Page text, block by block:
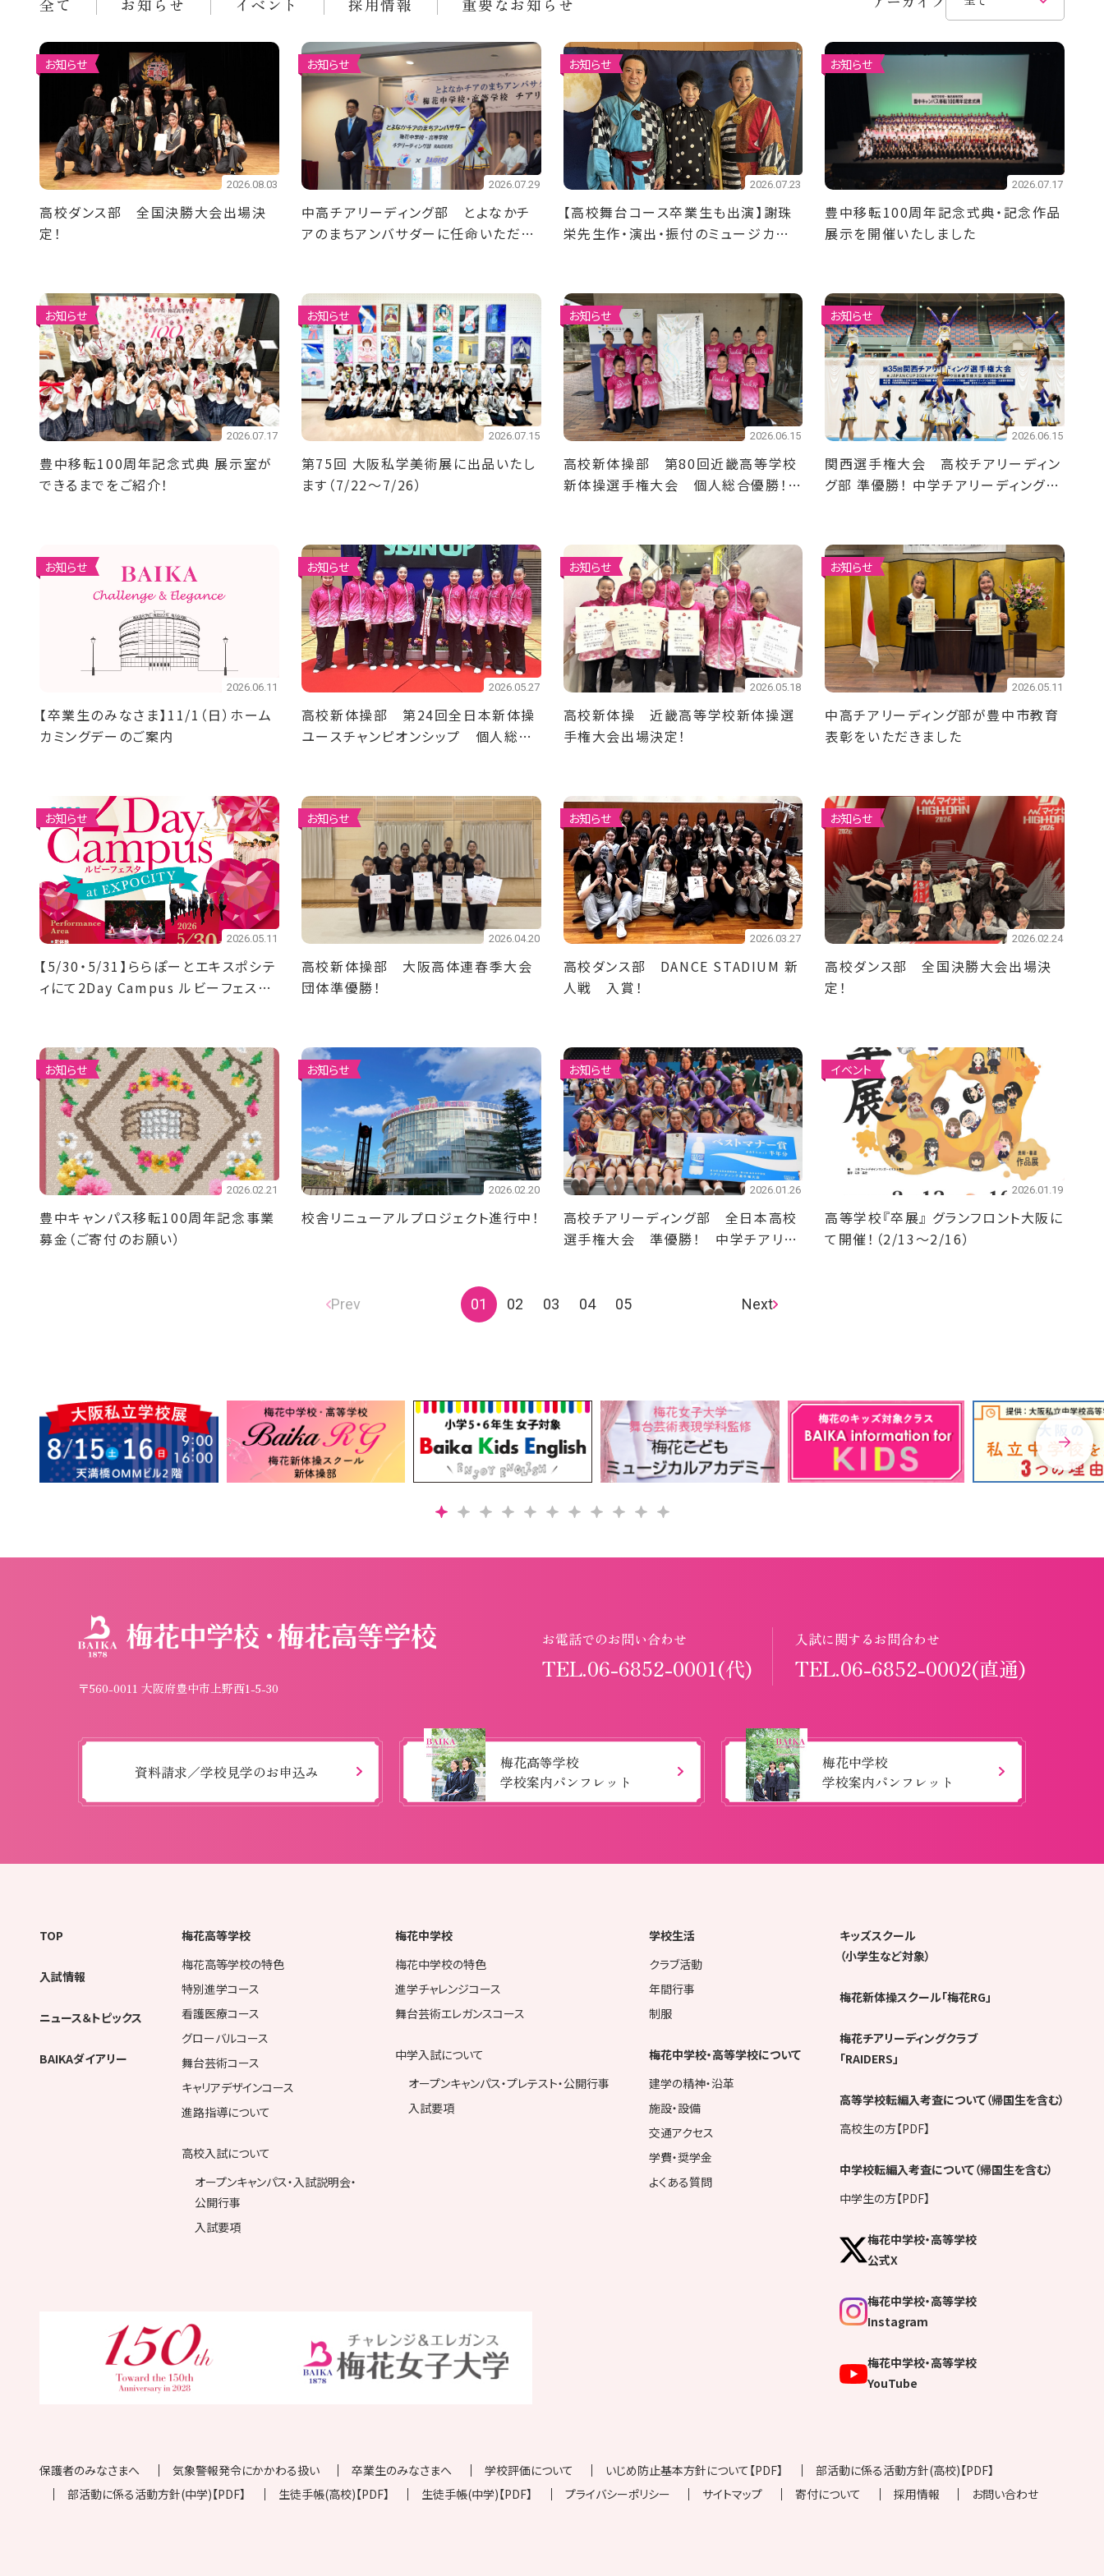
お知らせ
2026.08.03
高校ダンス部 全国決勝大会出場決
定！
お知らせ
2026.07.29
中高チアリーディング部 ​とよなかチ
アのまちアンバサダーに任命いただき
お知らせ
2026.07.23
【高校舞台コース卒業生も出演】謝珠
栄先生作・演出・振付のミュージカル
お知らせ
2026.07.17
豊中移転100周年記念式典・記念作品
展示を開催いたしました
お知らせ
2026.07.17
豊中移転100周年記念式典 展示室が
できるまでをご紹介！
お知らせ
2026.07.15
第75回 大阪私学美術展に出品いたし
ます（7/22～7/26）
お知らせ
2026.06.15
高校新体操部 第80回近畿高等学校
新体操選手権大会 個人総合優勝！
お知らせ
2026.06.15
関西選手権大会 高校チアリーディン
グ部 準優勝！ 中学チアリーディング部
お知らせ
2026.06.11
【卒業生のみなさま】11/1（日）ホーム
カミングデーのご案内
お知らせ
2026.05.27
高校新体操部 第24回全日本新体操
ユースチャンピオンシップ 個人総合
お知らせ
2026.05.18
高校新体操 近畿高等学校新体操選
手権大会出場決定！
お知らせ
2026.05.11
中高チアリーディング部が豊中市教育
表彰をいただきました
お知らせ
2026.05.11
【5/30・5/31】ららぽーとエキスポシテ
ィにて2Day Campus ルビーフェスタ
お知らせ
2026.04.20
高校新体操部 大阪高体連春季大会
団体準優勝！
お知らせ
2026.03.27
高校ダンス部 DANCE STADIUM 新
人戦 入賞！
お知らせ
2026.02.24
高校ダンス部 全国決勝大会出場決
定！
お知らせ
2026.02.21
豊中キャンパス移転100周年記念事業
募金（ご寄付のお願い）
お知らせ
2026.02.20
校舎リニューアルプロジェクト進行中！
お知らせ
2026.01.26
高校チアリーディング部 全日本高校
選手権大会 準優勝！ 中学チアリー
イベント
2026.01.19
高等学校『卒展』 グランフロント大阪に
て開催！（2/13～2/16）
Prev 01 02 03 04 05 Next
〒560-0011 大阪府豊中市上野西1-5-30
お電話でのお問い合わせ
TEL.06-6852-0001(代)
入試に関するお問合わせ
TEL.06-6852-0002(直通)
資料請求／学校見学のお申込み
梅花高等学校
学校案内パンフレット
梅花中学校
学校案内パンフレット
TOP
入試情報
ニュース＆トピックス
BAIKAダイアリー
梅花高等学校
梅花高等学校の特色
特別進学コース
看護医療コース
グローバルコース
舞台芸術コース
キャリアデザインコース
進路指導について
高校入試について
オープンキャンパス・入試説明会・
公開行事
入試要項
梅花中学校
梅花中学校の特色
進学チャレンジコース
舞台芸術エレガンスコース
中学入試について
オープンキャンパス・プレテスト・公開行事
入試要項
学校生活
クラブ活動
年間行事
制服
梅花中学校・高等学校について
建学の精神・沿革
施設・設備
交通アクセス
学費・奨学金
よくある質問
キッズスクール
（小学生など対象）
梅花新体操スクール「梅花RG」
梅花チアリーディングクラブ
「RAIDERS」
高等学校転編入考査について（帰国生を含む）
高校生の方【PDF】
中学校転編入考査について（帰国生を含む）
中学生の方【PDF】
梅花中学校・高等学校
公式X
梅花中学校・高等学校
Instagram
梅花中学校・高等学校
YouTube
保護者のみなさまへ 気象警報発令にかかわる扱い 卒業生のみなさまへ 学校評価について いじめ防止基本方針について【PDF】
部活動に係る活動方針(高校)【PDF】
部活動に係る活動方針(中学)【PDF】
生徒手帳(高校)【PDF】 生徒手帳(中学)【PDF】 プライバシーポリシー サイトマップ 寄付について 採用情報 お問い合わせ